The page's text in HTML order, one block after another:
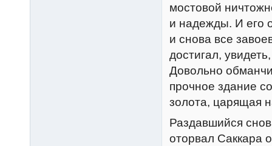
мостовой
и надежды. И его
и снова все
достигал,
Довольно
прочное здание
золота, царящая
Раздавшийся
оторвал Саккара